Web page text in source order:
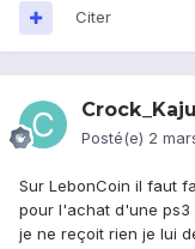
Citer
Crock_Kajul
Posté(e) 2
Sur LebonCoin il faut
pour l'achat d'une ps3
je ne reçoit rien je lui